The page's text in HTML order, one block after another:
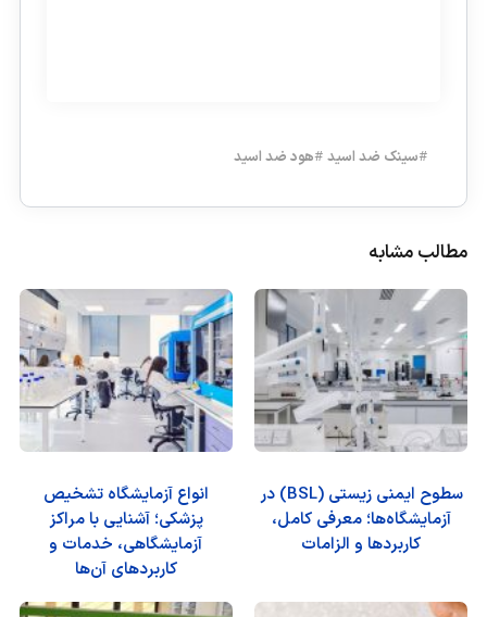
#سینک ضد اسید #هود ضد اسید
مطالب مشابه
سطوح ایمنی زیستی (BSL) در
آزمایشگاه‌ها؛ معرفی کامل،
کاربردها و الزامات
انواع آزمایشگاه تشخیص
پزشکی؛ آشنایی با مراکز
آزمایشگاهی، خدمات و
کاربردهای آن‌ها